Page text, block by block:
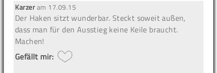
Karzeram 17.09.15
Der Haken sitzt wunderbar. Steckt soweit außen,
dass man für den Ausstieg keine Keile braucht.
Machen!
Gefällt mir: